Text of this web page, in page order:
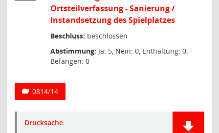
Ortsteilverfassung - Sanierung /
Instandsetzung des Spielplatzes
Beschluss: beschlossen
Abstimmung: Ja: 5, Nein: 0, Enthaltung: 0,
Befangen: 0
0814/14
Drucksache